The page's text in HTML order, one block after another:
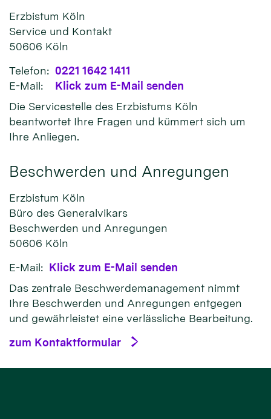
Erzbistum Köln
Service und Kontakt
50606 Köln
Telefon: 0221 1642 1411
E-Mail:
Klick zum E-Mail senden
Die Servicestelle des Erzbistums Köln
beantwortet Ihre Fragen und kümmert sich um
Ihre Anliegen.
Beschwerden und Anregungen
Erzbistum Köln
Büro des Generalvikars
Beschwerden und Anregungen
50606 Köln
E-Mail: Klick zum E-Mail senden
Das zentrale Beschwerdemanagement nimmt
Ihre Beschwerden und Anregungen entgegen
und gewährleistet eine verlässliche Bearbeitung.
zum Kontaktformular